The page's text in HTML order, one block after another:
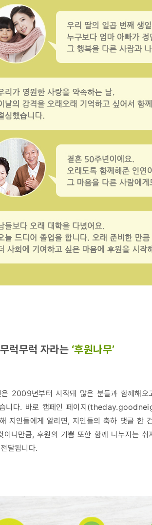
럭무럭 자라는 ‘후원나무’
은 2009년부터 시작돼 많은 분들과 함께해
니다. 바로 캠페인 페이지
지인들에게 알리면, 지인들의 축하 댓글 한
이니만큼, 후원의 기쁨 또한 함께 나누자는
달됩니다.